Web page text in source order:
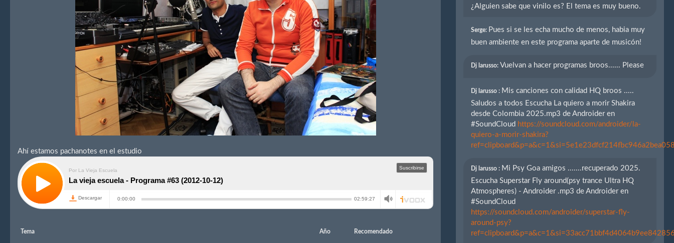
Ahí estamos pachanotes en el estudio
Tema Año Recomendado
¿Alguien sabe que vinilo es? El tema es muy bueno.
Serge: Pues si se les echa mucho de menos, habia muy
buen ambiente en este programa aparte de musicón!
Dj larusso: Vuelvan a hacer programas broos...... Please
Dj larusso : Mis canciones con calidad HQ broos .....
Saludos a todos Escucha La quiero a morir Shakira
desde Colombia 2025.mp3 de Androider en
#SoundCloud https://soundcloud.com/androider/la-
quiero-a-morir-shakira?
Dj larusso : Mi Psy Goa amigos .......recuperado 2025.
Escucha Superstar Fly around(psy trance Ultra HQ
Atmospheres) - Androider .mp3 de Androider en
#SoundCloud
https://soundcloud.com/androider/superstar-fly-
around-psy?